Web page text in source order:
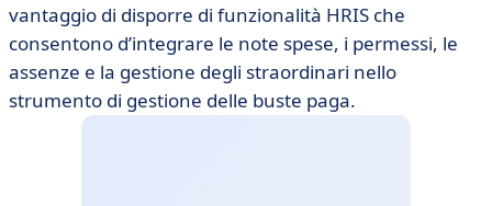
vantaggio di disporre di funzionalità HRIS che
consentono d’integrare le note spese, i permessi, le
assenze e la gestione degli straordinari nello
strumento di gestione delle buste paga.